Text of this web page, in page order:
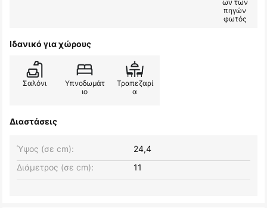
ων των
πηγών
φωτός
Ιδανικό για χώρους
Σαλόνι
Υπνοδωμάτ
ιο
Τραπεζαρί
α
Διαστάσεις
Ύψος (σε cm):
24,4
Διάμετρος (σε cm):
11